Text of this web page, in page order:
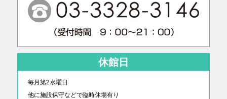
休館日
毎月第2水曜日
他に施設保守などで臨時休場有り